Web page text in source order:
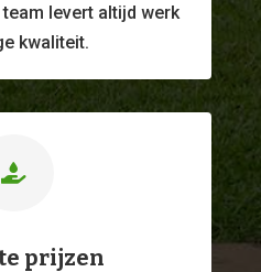
team levert altijd werk
kwaliteit.

prijzen